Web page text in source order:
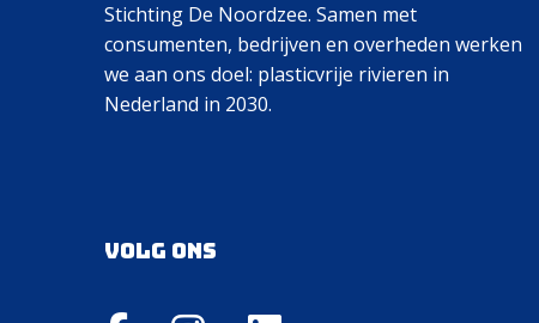
Stichting De Noordzee. Samen met
consumenten, bedrijven en overheden werken
we aan ons doel: plasticvrije rivieren in
Nederland in 2030.
Volg ons